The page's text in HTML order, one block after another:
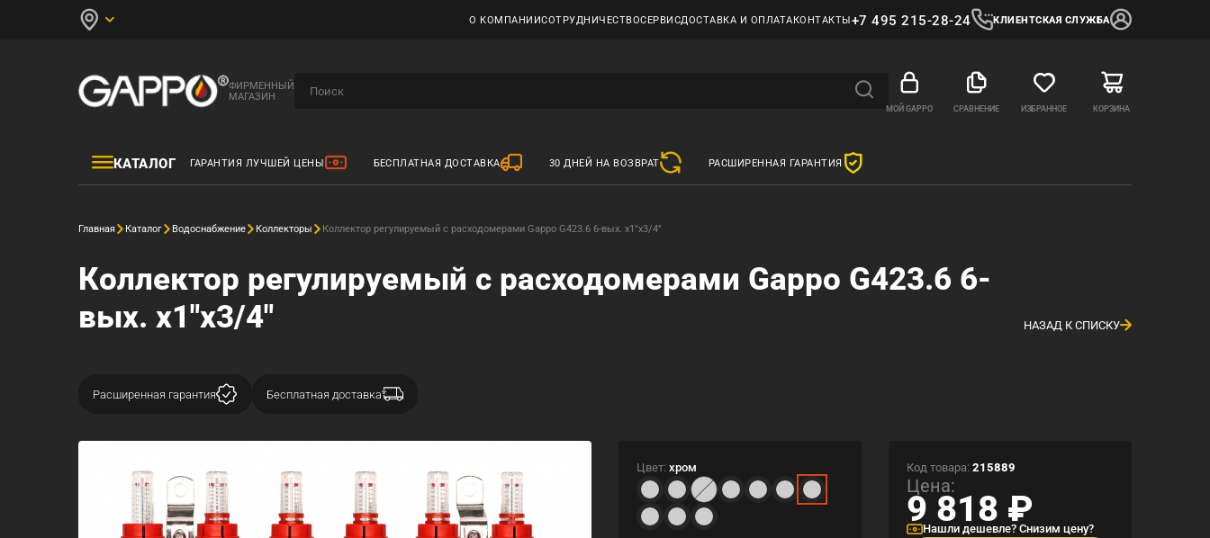
О КОМПАНИИСОТРУДНИЧЕСТВОСЕРВИСДОСТАВКА И ОПЛАТАКОНТАКТЫ+7 495 215-28-24 КЛИЕНТСКАЯ СЛУЖБА
ФИРМЕННЫЙ
МАГАЗИН
МОЙ GAPPO СРАВНЕНИЕ ИЗБРАННОЕ КОРЗИНА
КАТАЛОГ ГАРАНТИЯ ЛУЧШЕЙ ЦЕНЫ БЕСПЛАТНАЯ ДОСТАВКА 30 ДНЕЙ НА ВОЗВРАТ РАСШИРЕННАЯ ГАРАНТИЯ
Главная Каталог Водоснабжение Коллекторы Коллектор регулируемый с расходомерами Gappo G423.6 6-вых. x1"x3/4"
Коллектор регулируемый с расходомерами Gappo G423.6 6-
вых. x1"x3/4"
НАЗАД К СПИСКУ
Расширенная гарантия Бесплатная доставка
Цвет: хром Код товара: 215889
Цена:
9 818 ₽
Нашли дешевле? Снизим цену?